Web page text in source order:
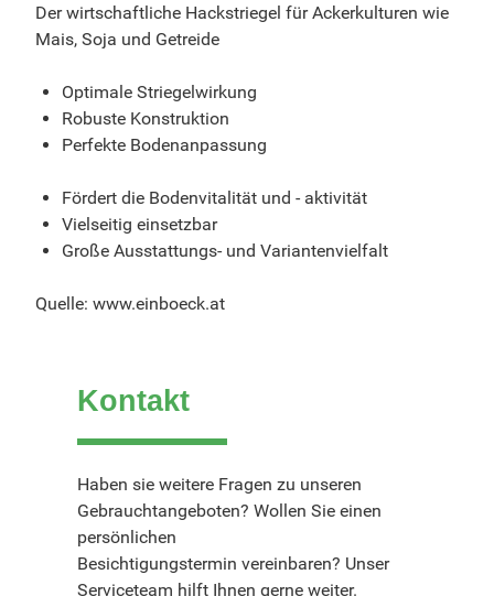
Der wirtschaftliche Hackstriegel für Ackerkulturen wie
Mais, Soja und Getreide
Optimale Striegelwirkung
Robuste Konstruktion
Perfekte Bodenanpassung
Fördert die Bodenvitalität und - aktivität
Vielseitig einsetzbar
Große Ausstattungs- und Variantenvielfalt
Quelle: www.einboeck.at
Kontakt
Haben sie weitere Fragen zu unseren
Gebrauchtangeboten? Wollen Sie einen
persönlichen
Besichtigungstermin vereinbaren? Unser
Serviceteam hilft Ihnen gerne weiter.